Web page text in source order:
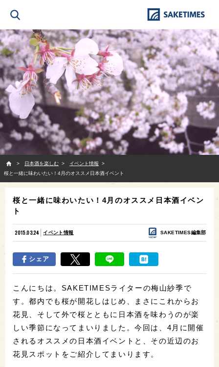
日本酒を楽しむ
イベント情報
桜と一緒に味わいたい！4月のオススメ日本酒イベント
桜と一緒に味わいたい！4月のオススメ日本酒イベン
ト
2015.03.24 イベント情報 SAKETIMES編集部
シェア
こんにちは。SAKETIMESライターの梅山紗季で
す。都内でも桜が開花しはじめ、まさにこれからお
花見、そして外で桜とともに日本酒を味わうのが楽
しい季節になってまいりました。今回は、4月に開催
されるオススメの日本酒イベントと、その近辺のお
花見スポットをご紹介してまいります。